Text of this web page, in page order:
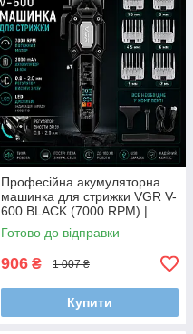
Професійна акумуляторна
машинка для стрижки VGR V-
600 BLACK (7000 RPM) |
Металевий корпус, леза з
DLC-покриттям та батарея
Готово до відправки
906 ₴ 1 007 ₴
Купити